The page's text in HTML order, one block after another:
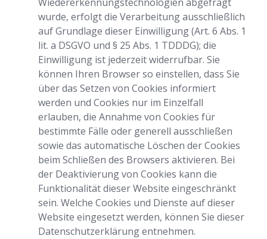
wurde, erfolgt die Verarbeitung ausschließlich
auf Grundlage dieser Einwilligung (Art. 6 Abs. 1
lit. a DSGVO und § 25 Abs. 1 TDDDG); die
Einwilligung ist jederzeit widerrufbar. Sie
können Ihren Browser so einstellen, dass Sie
über das Setzen von Cookies informiert
werden und Cookies nur im Einzelfall
erlauben, die Annahme von Cookies für
bestimmte Fälle oder generell ausschließen
sowie das automatische Löschen der Cookies
beim Schließen des Browsers aktivieren. Bei
der Deaktivierung von Cookies kann die
Funktionalität dieser Website eingeschränkt
sein. Welche Cookies und Dienste auf dieser
Website eingesetzt werden, können Sie dieser
Datenschutzerklärung entnehmen.